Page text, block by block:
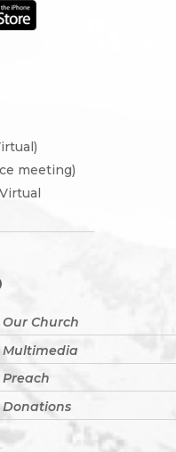
meeting)
Our Church
Multimedia
Preach
Donations